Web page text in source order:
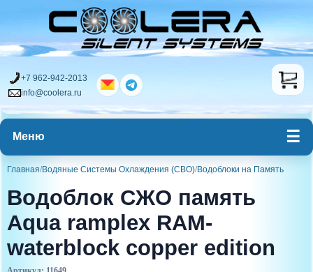
+7 962-942-2013
info@coolera.ru
Меню
Главная/Водяные Системы Охлаждения (СВО)/Водоблоки на Память
Водоблок СЖО память
Aqua ramplex RAM-
waterblock copper edition